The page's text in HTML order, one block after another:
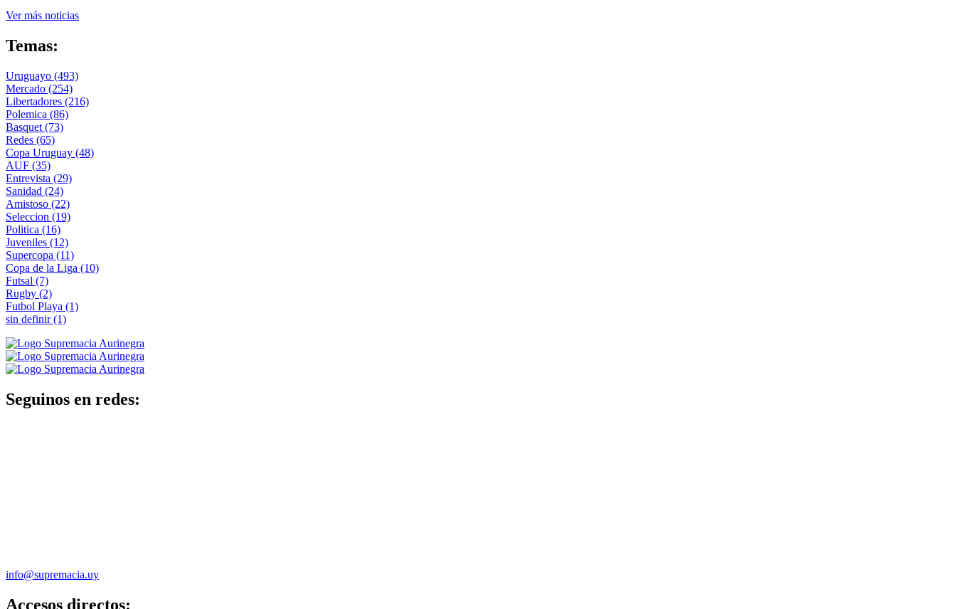
Ver más noticias
Temas:
Uruguayo (493)
Mercado (254)
Libertadores (216)
Polemica (86)
Basquet (73)
Redes (65)
Copa Uruguay (48)
AUF (35)
Entrevista (29)
Sanidad (24)
Amistoso (22)
Seleccion (19)
Politica (16)
Juveniles (12)
Supercopa (11)
Copa de la Liga (10)
Futsal (7)
Rugby (2)
Futbol Playa (1)
sin definir(1)
Seguinos en redes:
info@supremacia.uy
Accesos directos: